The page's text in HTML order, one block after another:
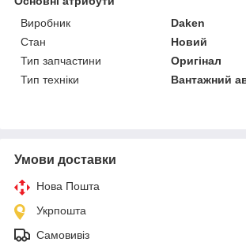
Виробник
Daken
Стан
Новий
Тип запчастини
Оригінал
Тип техніки
Вантажний
Умови доставки
Нова Пошта
Укрпошта
Самовивіз